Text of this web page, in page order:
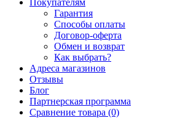
Покупателям
Гарантия
Способы оплаты
Договор-оферта
Обмен и возврат
Как выбрать?
Адреса магазинов
Отзывы
Блог
Партнерская программа
Сравнение товара (0)